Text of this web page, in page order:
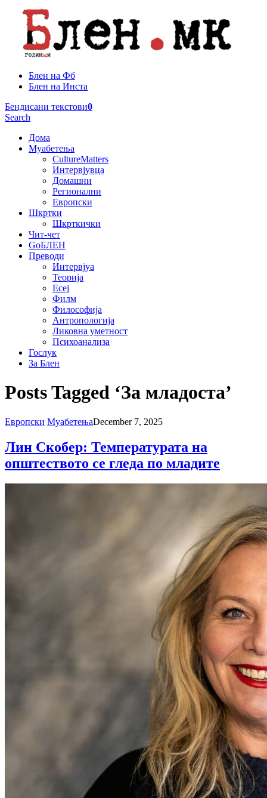
Блен на Фб
Блен на Инста
Бендисани текстови0
Search
Дома
Муабетења
CultureMatters
Интервјувца
Домашни
Регионални
Европски
Шкртки
Шкрткички
Чит-чет
GoБЛЕН
Преводи
Интервјуа
Теорија
Есеј
Филм
Философија
Антропологија
Ликовна уметност
Психоанализа
Гослук
За Блен
Posts Tagged ‘За младоста’
Европски МуабетењаDecember 7, 2025
Лин Скобер: Температурата на
општеството се гледа по младите